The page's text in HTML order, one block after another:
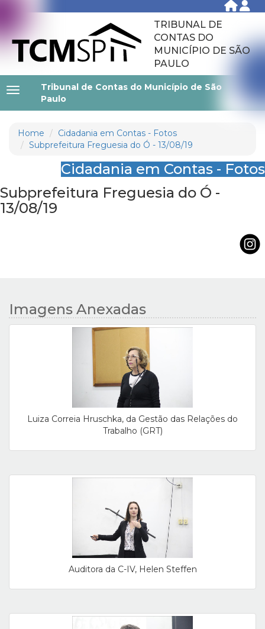
TRIBUNAL DE
CONTAS DO
MUNICÍPIO DE SÃO
PAULO
Tribunal de Contas do Município de São
Paulo
Home
Cidadania em Contas - Fotos
Subprefeitura Freguesia do Ó - 13/08/19
Cidadania em Contas - Fotos
Subprefeitura Freguesia do Ó -
13/08/19
Imagens Anexadas
Luiza Correia Hruschka, da Gestão das Relações do
Trabalho (GRT)
Auditora da C-IV, Helen Steffen